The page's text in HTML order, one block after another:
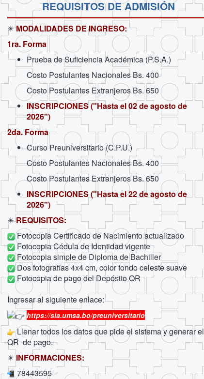
REQUISITOS DE ADMISIÓN
✴️MODALIDADES DE INGRESO:
1ra. Forma
Prueba de Suficiencia Académica (P.S.A.)
Costo Postulantes Nacionales Bs. 400
Costo Postulantes Extranjeros Bs. 650
INSCRIPCIONES ("Hasta el 02 de agosto de
2026")
2da. Forma
Curso Preuniversitario (C.P.U.)
Costo Postulantes Nacionales Bs. 400
Costo Postulantes Extranjeros Bs. 650
INSCRIPCIONES ("Hasta el 22 de agosto de
2026")
✴️REQUISITOS:
Fotocopia Certificado de Nacimiento actualizado
Fotocopia Cédula de Identidad vigente
Fotocopia simple de Diploma de Bachiller
Dos fotografías 4x4 cm, color fondo celeste suave
Fotocopia de pago del Depósito QR
Ingresar al siguiente enlace:
https://sia.umsa.bo/preuniversitario
Llenar todos los datos que pide el sistema y generar el
QR de pago.
✴️INFORMACIONES:
78443595